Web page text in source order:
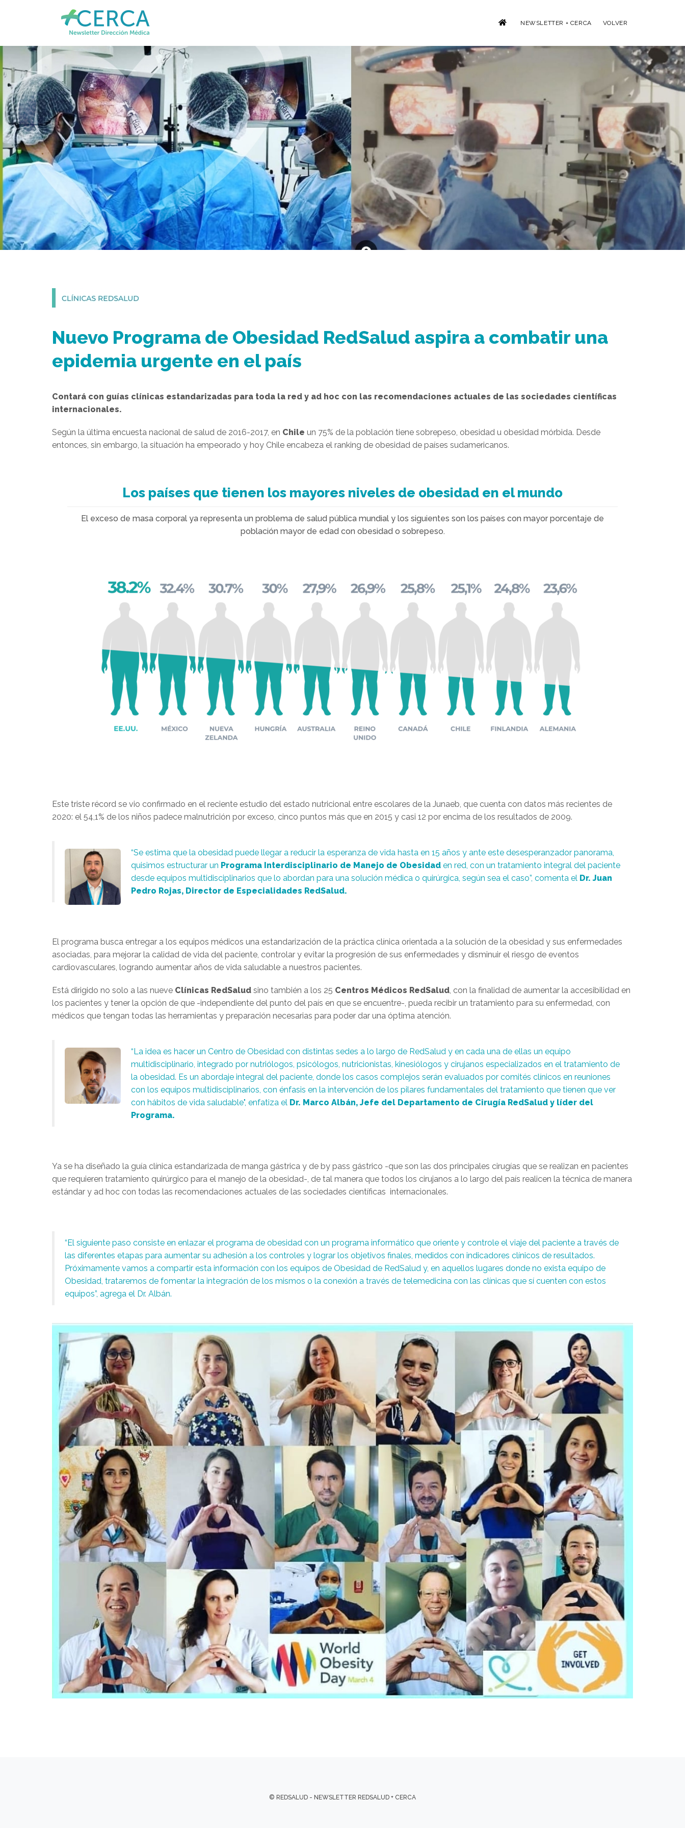
NEWSLETTER + CERCA VOLVER
Nuevo Programa de Obesidad RedSalud aspira a combatir una
epidemia urgente en el país
Contará con guías clínicas estandarizadas para toda la red y ad hoc con las recomendaciones actuales de las sociedades científicas
internacionales.
Según la última encuesta nacional de salud de 2016-2017, en Chile un 75% de la población tiene sobrepeso, obesidad u obesidad mórbida. Desde
entonces, sin embargo, la situación ha empeorado y hoy Chile encabeza el ranking de obesidad de países sudamericanos.
Los países que tienen los mayores niveles de obesidad en el mundo
El exceso de masa corporal ya representa un problema de salud pública mundial y los siguientes son los países con mayor porcentaje de
población mayor de edad con obesidad o sobrepeso.
Este triste récord se vio confirmado en el reciente estudio del estado nutricional entre escolares de la Junaeb, que cuenta con datos más recientes de
2020: el 54,1% de los niños padece malnutrición por exceso, cinco puntos más que en 2015 y casi 12 por encima de los resultados de 2009.
“Se estima que la obesidad puede llegar a reducir la esperanza de vida hasta en 15 años y ante este desesperanzador panorama,
quisimos estructurar un Programa Interdisciplinario de Manejo de Obesidad en red, con un tratamiento integral del paciente
desde equipos multidisciplinarios que lo abordan para una solución médica o quirúrgica, según sea el caso”, comenta el Dr. Juan
Pedro Rojas, Director de Especialidades RedSalud.
El programa busca entregar a los equipos médicos una estandarización de la práctica clínica orientada a la solución de la obesidad y sus enfermedades
asociadas, para mejorar la calidad de vida del paciente, controlar y evitar la progresión de sus enfermedades y disminuir el riesgo de eventos
cardiovasculares, logrando aumentar años de vida saludable a nuestros pacientes.
Está dirigido no solo a las nueve Clínicas RedSalud sino también a los 25 Centros Médicos RedSalud, con la finalidad de aumentar la accesibilidad en
los pacientes y tener la opción de que -independiente del punto del país en que se encuentre-, pueda recibir un tratamiento para su enfermedad, con
médicos que tengan todas las herramientas y preparación necesarias para poder dar una óptima atención.
“La idea es hacer un Centro de Obesidad con distintas sedes a lo largo de RedSalud y en cada una de ellas un equipo
multidisciplinario, integrado por nutriólogos, psicólogos, nutricionistas, kinesiólogos y cirujanos especializados en el tratamiento de
la obesidad. Es un abordaje integral del paciente, donde los casos complejos serán evaluados por comités clínicos en reuniones
con los equipos multidisciplinarios, con énfasis en la intervención de los pilares fundamentales del tratamiento que tienen que ver
con hábitos de vida saludable", enfatiza el Dr. Marco Albán, Jefe del Departamento de Cirugía RedSalud y líder del
Programa.
Ya se ha diseñado la guía clínica estandarizada de manga gástrica y de by pass gástrico -que son las dos principales cirugías que se realizan en pacientes
que requieren tratamiento quirúrgico para el manejo de la obesidad-, de tal manera que todos los cirujanos a lo largo del país realicen la técnica de manera
estándar y ad hoc con todas las recomendaciones actuales de las sociedades científicas internacionales.
“El siguiente paso consiste en enlazar el programa de obesidad con un programa informático que oriente y controle el viaje del paciente a través de
las diferentes etapas para aumentar su adhesión a los controles y lograr los objetivos finales, medidos con indicadores clínicos de resultados.
Próximamente vamos a compartir esta información con los equipos de Obesidad de RedSalud y, en aquellos lugares donde no exista equipo de
Obesidad, trataremos de fomentar la integración de los mismos o la conexión a través de telemedicina con las clínicas que sí cuenten con estos
equipos”, agrega el Dr. Albán.
© REDSALUD - NEWSLETTER REDSALUD + CERCA